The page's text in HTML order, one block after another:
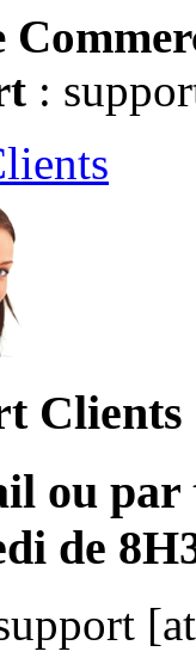
:
Clients
ou par
de